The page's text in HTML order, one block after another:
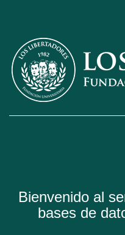
Bienvenido al
bases de